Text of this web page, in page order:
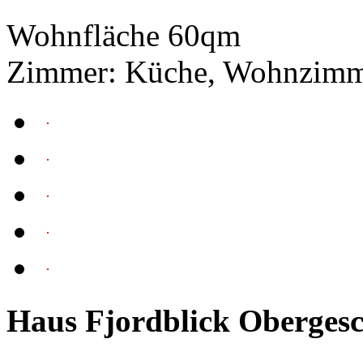
Wohnfläche 60qm
Zimmer: Küche,
Haus Fjordblick